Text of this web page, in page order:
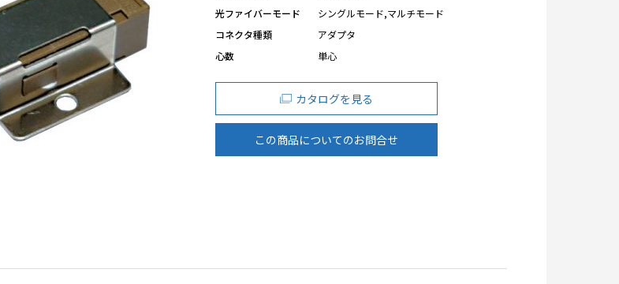
光ファイバーモード
シングルモード,マルチモード
コネクタ種類
アダプタ
心数
単心
カタログを見る
この商品についてのお問合せ